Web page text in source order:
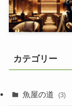
カテゴリー
魚屋の道 (3)